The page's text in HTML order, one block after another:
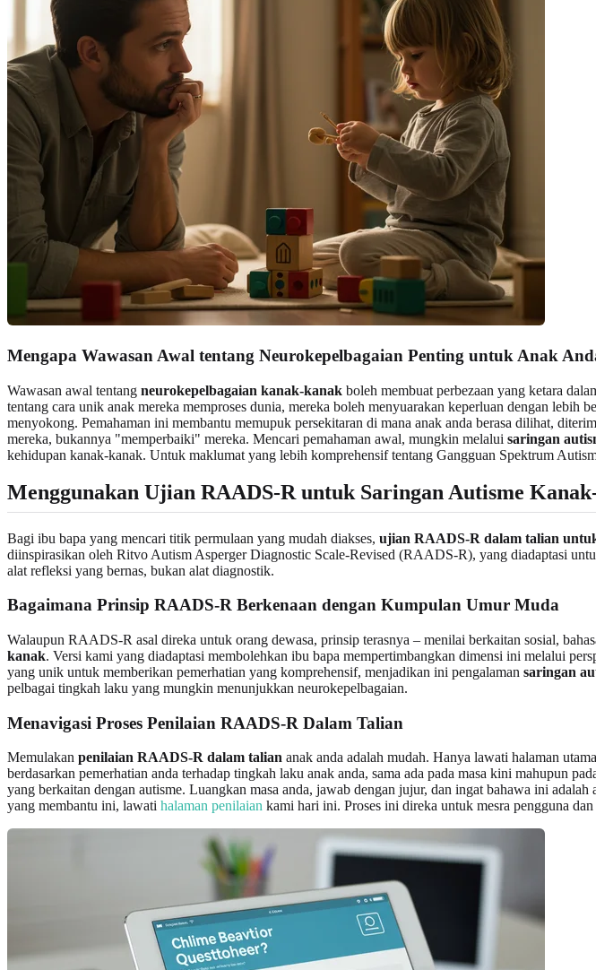
Mengapa Wawasan Awal tentang Neurokepelbagaian Penting untuk Anak
Wawasan awal tentang neurokepelbagaian kanak-kanak boleh membuat perbezaan yang ketara
tentang cara unik anak mereka memproses dunia, mereka boleh menyuarakan keperluan dengan
menyokong. Pemahaman ini membantu memupuk persekitaran di mana anak anda berasa dilihat,
mereka, bukannya "memperbaiki" mereka. Mencari pemahaman awal, mungkin melalui saringan
kehidupan kanak-kanak. Untuk maklumat yang lebih komprehensif tentang Gangguan Spektrum
Menggunakan Ujian RAADS-R untuk Saringan Autisme
Bagi ibu bapa yang mencari titik permulaan yang mudah diakses, ujian RAADS-R dalam talian
diinspirasikan oleh Ritvo Autism Asperger Diagnostic Scale-Revised (RAADS-R), yang diadaptasi
alat refleksi yang bernas, bukan alat diagnostik.
Bagaimana Prinsip RAADS-R Berkenaan dengan Kumpulan Umur Muda
Walaupun RAADS-R asal direka untuk orang dewasa, prinsip terasnya – menilai berkaitan sosial,
kanak. Versi kami yang diadaptasi membolehkan ibu bapa mempertimbangkan dimensi ini melalui
yang unik untuk memberikan pemerhatian yang komprehensif, menjadikan ini pengalaman saringan
pelbagai tingkah laku yang mungkin menunjukkan neurokepelbagaian.
Menavigasi Proses Penilaian RAADS-R Dalam Talian
Memulakan penilaian RAADS-R dalam talian anak anda adalah mudah. Hanya lawati halaman
berdasarkan pemerhatian anda terhadap tingkah laku anak anda, sama ada pada masa kini mahupun
yang berkaitan dengan autisme. Luangkan masa anda, jawab dengan jujur, dan ingat bahawa ini
yang membantu ini, lawati halaman penilaian kami hari ini. Proses ini direka untuk mesra pengguna